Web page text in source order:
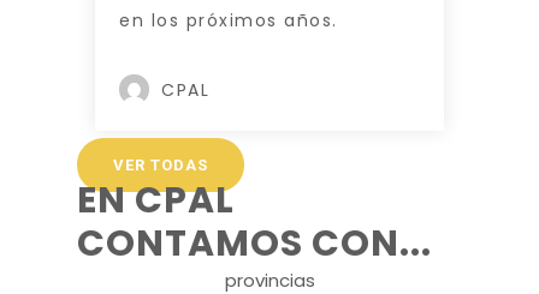
en los próximos años.
CPAL
VER TODAS
EN CPAL
CONTAMOS CON...
provincias